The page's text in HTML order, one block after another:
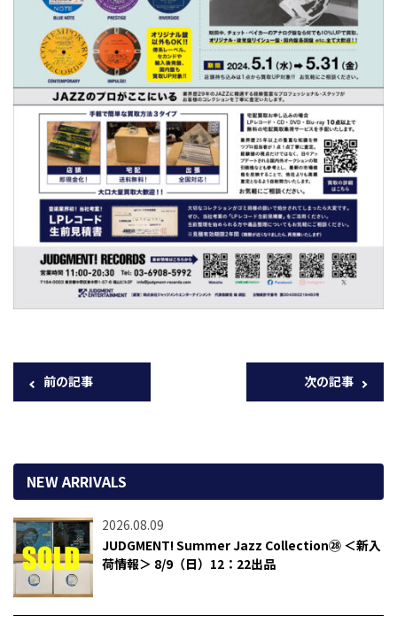
前の記事 次の記事
NEW ARRIVALS
2026.08.09
JUDGMENT! Summer Jazz Collection㉘ ＜新入
荷情報＞ 8/9（日）12：22出品